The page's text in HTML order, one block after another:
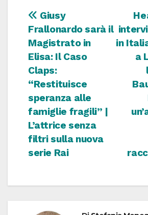
Navigazione
articoli
in
a
Giusy
Frallonardo sarà il
Magistrato in
Elisa: Il Caso
Claps:
“Restituisce
speranza alle
famiglie fragili” |
L’attrice senza
filtri sulla nuova
serie Rai